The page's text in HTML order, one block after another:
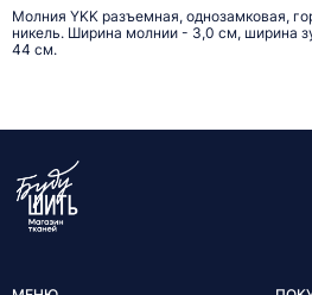
Молния YKK разъемная, однозамковая,
никель. Ширина молнии - 3,0 см, ширина
44 см.